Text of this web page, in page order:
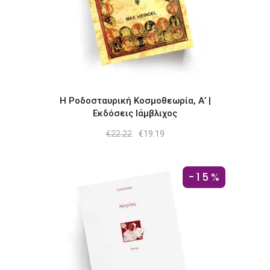
Η Ροδοσταυρική Κοσμοθεωρία, Α’ |
Εκδόσεις Ιάμβλιχος
€22.22
Original
€19.19Η
€19.19.
-15%